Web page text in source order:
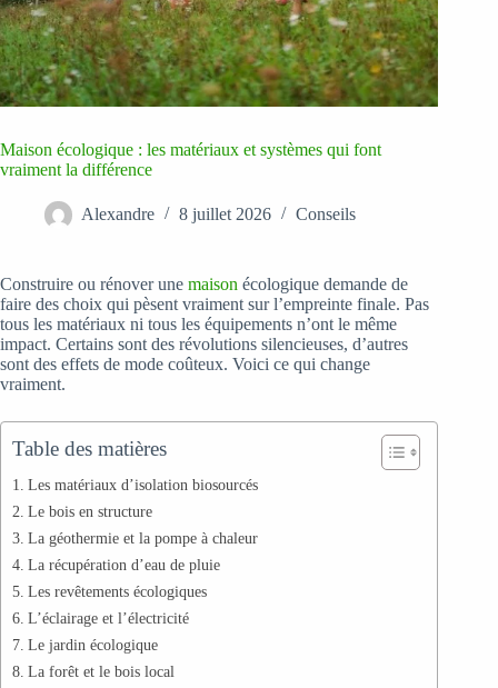
Maison écologique : les matériaux et systèmes qui font
vraiment la différence
Alexandre 8 juillet 2026 Conseils
Construire ou rénover une maison écologique demande de
faire des choix qui pèsent vraiment sur l’empreinte finale. Pas
tous les matériaux ni tous les équipements n’ont le même
impact. Certains sont des révolutions silencieuses, d’autres
sont des effets de mode coûteux. Voici ce qui change
vraiment.
Table des matières
Les matériaux d’isolation biosourcés
Le bois en structure
La géothermie et la pompe à chaleur
La récupération d’eau de pluie
Les revêtements écologiques
L’éclairage et l’électricité
Le jardin écologique
La forêt et le bois local